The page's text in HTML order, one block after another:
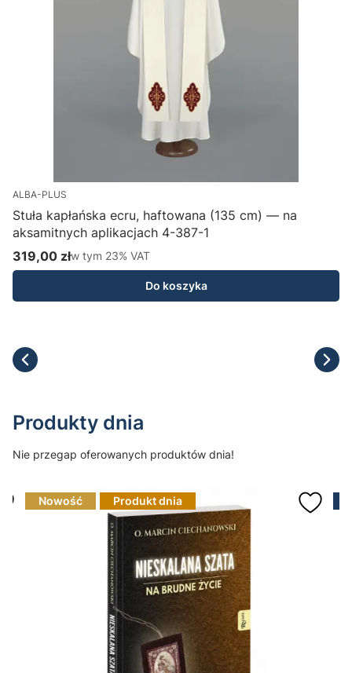
ALBA-PLUS
Stuła kapłańska ecru, haftowana (135 cm) — na
aksamitnych aplikacjach 4-387-1
Cena brutto
319,00 złw tym %s VAT
w tym 23% VAT
Do koszyka
Produkty dnia
Nie przegap oferowanych produktów dnia!
Nowość Produkt dnia